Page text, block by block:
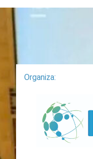
Organiza: